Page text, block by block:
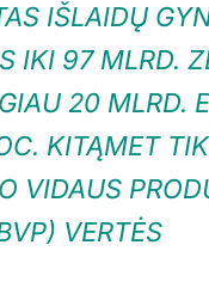
IŠLAIDŲ
IKI 97 MLRD.
20 MLRD.
KITĄMET
VIDAUS
VERTĖS